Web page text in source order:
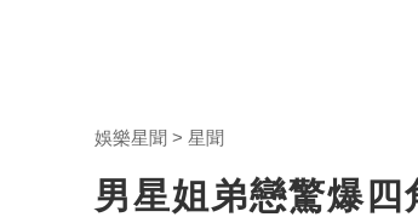
娛樂星聞 星聞
男星姐弟戀驚爆